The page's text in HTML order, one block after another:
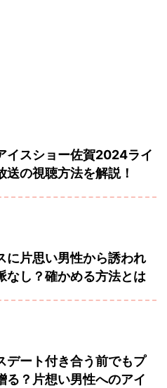
イスショー佐賀2024ライ
送の視聴方法を解説！
に片思い男性から誘われ
なし？確かめる方法とは
デート付き合う前でもプ
る？片想い男性へのアイ